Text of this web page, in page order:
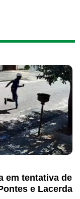
em tentativa de
e Lacerda